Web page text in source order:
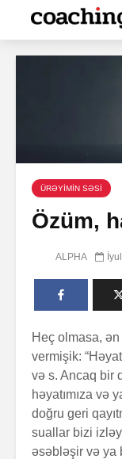
ÜRƏYİMİN SƏSİ
Özüm,
ALPHA
Heç olmasa, ən
vermişik:
və s. Ancaq bir
həyatımıza və
doğru geri
suallar bizi
əsəbləşir və ya